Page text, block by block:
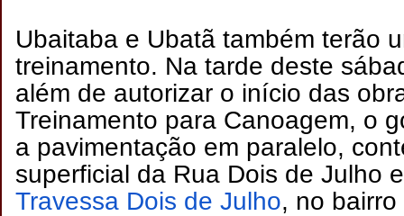
Ubaitaba e Ubatã também terão
treinamento. Na tarde deste
além de autorizar o início das
Treinamento para Canoagem, o
a pavimentação em paralelo,
superficial da Rua Dois de Julho
Travessa Dois de Julho, no